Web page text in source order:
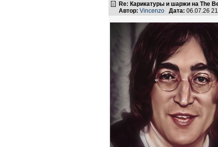
Re: Карикатуры и шаржи на The
Автор: Vincenzo Дата: 06.07.26